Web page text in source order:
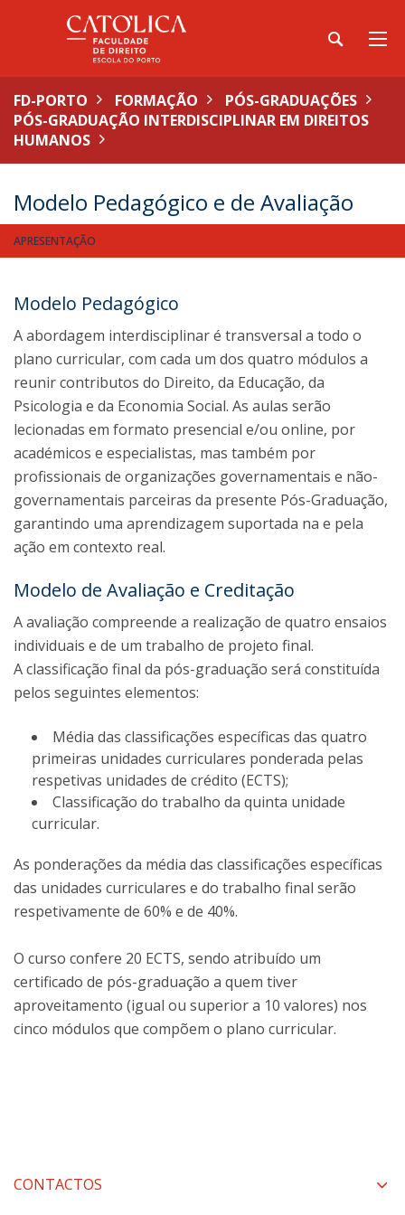
FD-PORTO FORMAÇÃO
PÓS-GRADUAÇÕES
PÓS-GRADUAÇÃO INTERDISCIPLINAR EM DIREITOS
HUMANOS
Modelo Pedagógico e de Avaliação
APRESENTAÇÃO
Modelo Pedagógico
A abordagem interdisciplinar é transversal a todo o
plano curricular, com cada um dos quatro módulos a
reunir contributos do Direito, da Educação, da
Psicologia e da Economia Social. As aulas serão
lecionadas em formato presencial e/ou online, por
académicos e especialistas, mas também por
profissionais de organizações governamentais e não-
governamentais parceiras da presente Pós-Graduação,
garantindo uma aprendizagem suportada na e pela
ação em contexto real.
Modelo de Avaliação e Creditação
A avaliação compreende a realização de quatro ensaios
individuais e de um trabalho de projeto final.
A classificação final da pós-graduação será constituída
pelos seguintes elementos:
Média das classificações específicas das quatro
primeiras unidades curriculares ponderada pelas
respetivas unidades de crédito (ECTS);
Classificação do trabalho da quinta unidade
curricular.
As ponderações da média das classificações específicas
das unidades curriculares e do trabalho final serão
respetivamente de 60% e de 40%.
O curso confere 20 ECTS, sendo atribuído um
certificado de pós-graduação a quem tiver
aproveitamento (igual ou superior a 10 valores) nos
cinco módulos que compõem o plano curricular.
CONTACTOS